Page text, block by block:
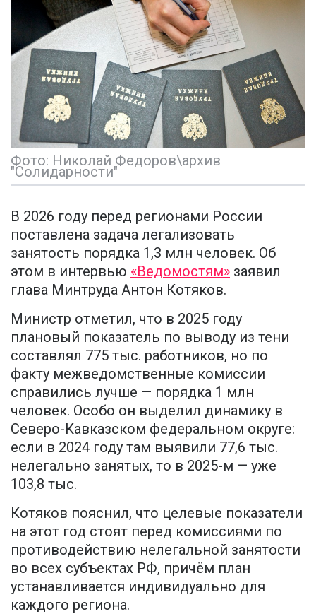
Фото: Николай Федоров\архив
"Солидарности"
В 2026 году перед регионами России
поставлена задача легализовать
занятость порядка 1,3 млн человек. Об
этом в интервью «Ведомостям» заявил
глава Минтруда Антон Котяков.
Министр отметил, что в 2025 году
плановый показатель по выводу из тени
составлял 775 тыс. работников, но по
факту межведомственные комиссии
справились лучше — порядка 1 млн
человек. Особо он выделил динамику в
Северо-Кавказском федеральном округе:
если в 2024 году там выявили 77,6 тыс.
нелегально занятых, то в 2025-м — уже
103,8 тыс.
Котяков пояснил, что целевые показатели
на этот год стоят перед комиссиями по
противодействию нелегальной занятости
во всех субъектах РФ, причём план
устанавливается индивидуально для
каждого региона.